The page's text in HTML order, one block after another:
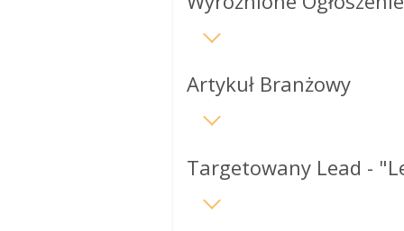
Artykuł Branżowy
Targetowany Lead -